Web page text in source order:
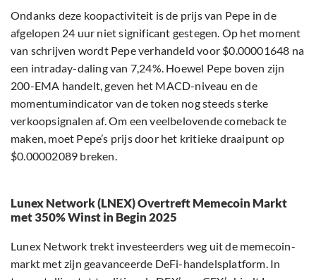
Ondanks deze koopactiviteit is de prijs van Pepe in de
afgelopen 24 uur niet significant gestegen. Op het moment
van schrijven wordt Pepe verhandeld voor $0.00001648 na
een intraday-daling van 7,24%. Hoewel Pepe boven zijn
200-EMA handelt, geven het MACD-niveau en de
momentumindicator van de token nog steeds sterke
verkoopsignalen af. Om een veelbelovende comeback te
maken, moet Pepe’s prijs door het kritieke draaipunt op
$0.00002089 breken.
Lunex Network (LNEX) Overtreft Memecoin Markt
met 350% Winst in Begin 2025
Lunex Network trekt investeerders weg uit de memecoin-
markt met zijn geavanceerde DeFi-handelsplatform. In